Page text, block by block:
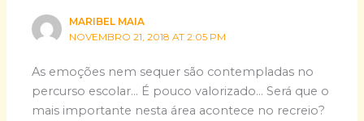
MARIBEL MAIA
NOVEMBRO 21, 2018 AT 2:05 PM
As emoções nem sequer são contempladas no
percurso escolar… É pouco valorizado… Será que o
mais importante nesta área acontece no recreio?